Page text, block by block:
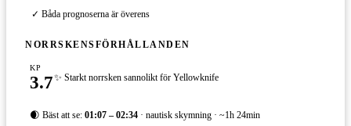
✓ Båda prognoserna är överens
NORRSKENSFÖRHÅLLANDEN
KP
3.7✨ Starkt norrsken sannolikt för Yellowknife
🌒 Bäst att se: 01:07 – 02:34 · nautisk skymning · ~1h 24min